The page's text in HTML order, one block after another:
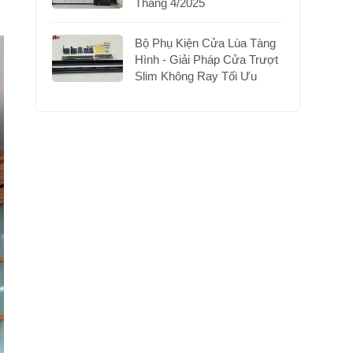
Tháng 4/2025
Bộ Phụ Kiện Cửa Lùa Tàng
Hình - Giải Pháp Cửa Trượt
Slim Không Ray Tối Ưu